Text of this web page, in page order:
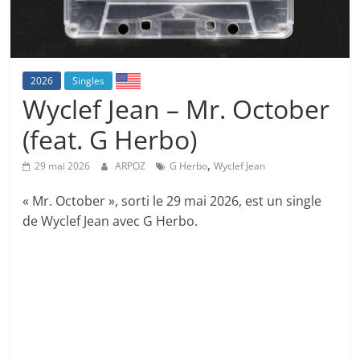
2026 Singles
Wyclef Jean – Mr. October
(feat. G Herbo)
29 mai 2026 ARPOZ G Herbo,Wyclef Jean
« Mr. October », sorti le 29 mai 2026, est un single
de Wyclef Jean avec G Herbo.